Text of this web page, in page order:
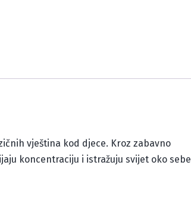
vještina kod djece. Kroz zabavno
koncentraciju i istražuju svijet oko sebe